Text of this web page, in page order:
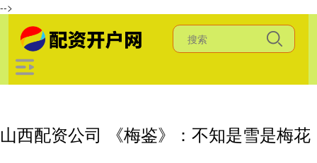
-->
山西配资公司 《梅鉴》：不知是雪是梅花